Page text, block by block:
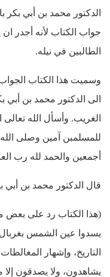
الدكتور محمد بن أبي
جواب الكتاب لأنه أجدر ان
الطالبين في نيله.
وسميت هذا الكتاب
الى الدكتور محمد بن
الغريب. وأسأل الله تعالى
للمسلمبن آمين وصلى
أجمعين والحمد لله رب
قال الدكتور محمد بن أبي
(هذا الكتاب رد على بعض
يسدوا عين الشمس بغربال،
التاريخ، وإشهار
يشاهدون، ولا يصدقون إلا